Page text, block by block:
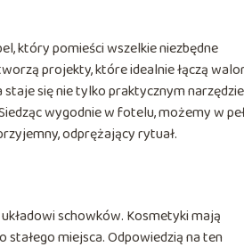
który pomieści wszelkie niezbędne
projekty, które idealnie łączą
się nie tylko praktycznym
wygodnie w fotelu, możemy w
odprężający rytuał.
schowków. Kosmetyki mają
miejsca. Odpowiedzią na ten